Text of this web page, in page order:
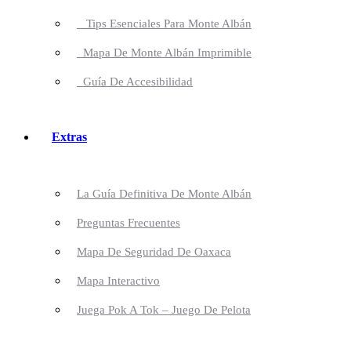
Tips Esenciales Para Monte Albán
Mapa De Monte Albán Imprimible
Guía De Accesibilidad
Extras
La Guía Definitiva De Monte Albán
Preguntas Frecuentes
Mapa De Seguridad De Oaxaca
Mapa Interactivo
Juega Pok A Tok – Juego De Pelota